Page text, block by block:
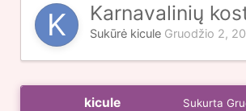
Karnavalinių
Sukūrė kicule Gruodžio 2,
kicule Sukurta